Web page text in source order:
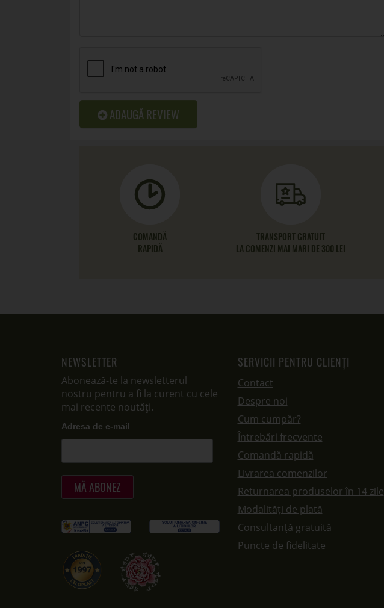
ADAUGĂ REVIEW
COMANDĂ
RAPIDĂ
TRANSPORT GRATUIT
LA COMENZI MAI MARI DE 300 LEI
NEWSLETTER
Abonează-te la newsletterul
nostru pentru a fi la curent cu cele
mai recente noutăți.
Adresa de e-mail
SERVICII PENTRU CLIENȚI
Contact
Despre noi
Cum cumpăr?
Întrebări frecvente
Comandă rapidă
Livrarea comenzilor
Returnarea produselor în 14 zile
Modalități de plată
Consultanță gratuită
Puncte de fidelitate